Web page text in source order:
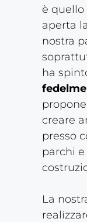
è quello
aperta
nostra
ha
creare
presso
parchi
La